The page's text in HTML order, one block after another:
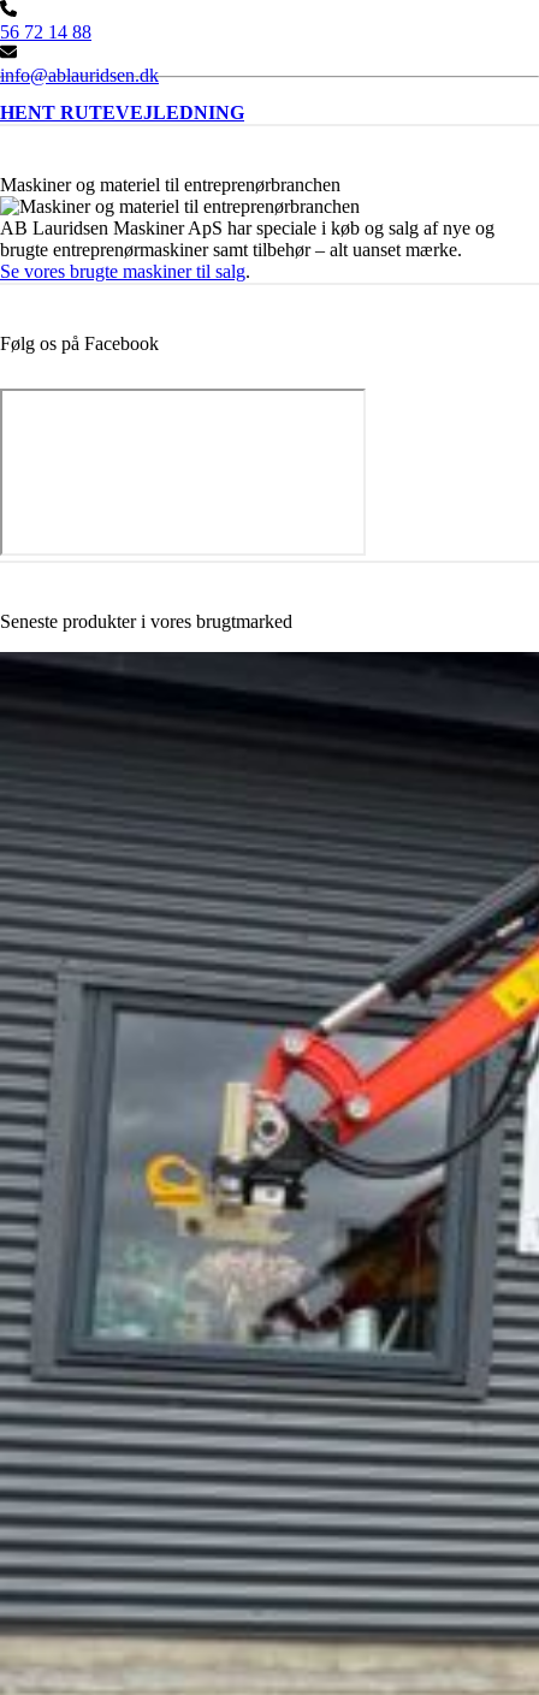
56 72 14 88
info@ablauridsen.dk
HENT RUTEVEJLEDNING
Maskiner og materiel til entreprenørbranchen
AB Lauridsen Maskiner ApS har speciale i køb og salg af nye og
brugte entreprenørmaskiner samt tilbehør – alt uanset mærke.
Se vores brugte maskiner til salg.
Følg os på Facebook
Seneste produkter i vores brugtmarked